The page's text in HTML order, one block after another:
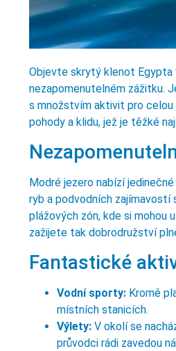
Objevte skrytý klenot Egypta
nezapomenutelném zážitku.
s množstvím aktivit pro celou
pohody a klidu, jež je těžké
Modré jezero nabízí
ryb a podvodních zajímavostí
plážových zón, kde si mohou
zažijete tak dobrodružství
Fantastické
Vodní sporty: Kromě
místních stanicích.
Výlety: V okolí se
průvodci rádi zavedou